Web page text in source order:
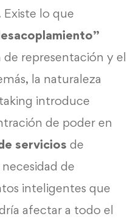
lo que
representación y el
la naturaleza
introduce
de poder en
servicios de
de
inteligentes que
afectar a todo el